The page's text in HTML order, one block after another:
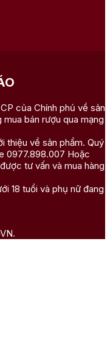
của Chính phủ về sản
bán rượu qua mạng
thiệu về sản phẩm. Quý
0977.898.007 Hoặc
tư vấn và mua hàng
18 tuổi và phụ nữ đang